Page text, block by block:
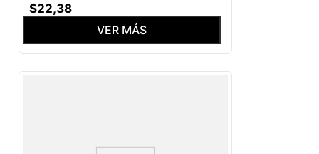
$22,38
VER MÁS